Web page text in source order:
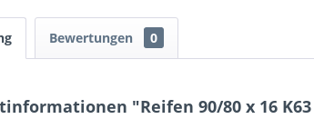
Bewertungen 0
"Reifen 90/80 x 16